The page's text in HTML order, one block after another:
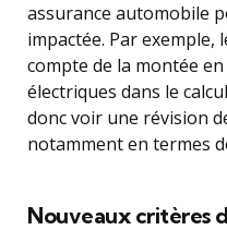
assurance automobile
impactée. Par
compte de la montée
électriques dans le
donc voir une révision
notamment en termes
Nouveaux critères